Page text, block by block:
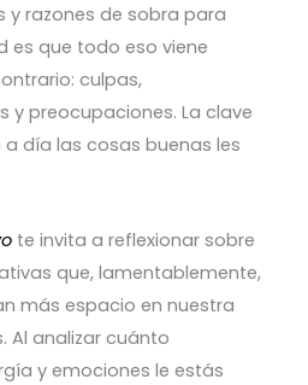
y razones de sobra para
es que todo eso viene
culpas,
y preocupaciones. La clave
día las cosas buenas les
te invita a reflexionar sobre
que, lamentablemente,
más espacio en nuestra
Al analizar cuánto
y emociones le estás